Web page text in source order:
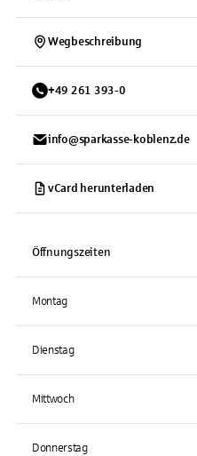
Wegbeschreibung
+49 261 393-0
info@sparkasse-koblenz.de
vCard herunterladen
Öffnungszeiten
Montag
Dienstag
Mittwoch
Donnerstag